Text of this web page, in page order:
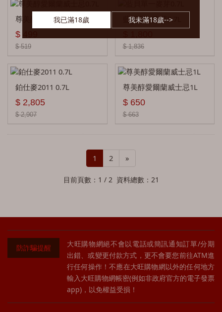
我已滿18歲 我未滿18歲-->
布萊迪 Bruichladdich
波摩 Bowmore
百富 Balvenie
百樂門 Benromach
克拉格摩爾 Cragganmore
魁列奇 Craigellachie
卡爾里拉 CaolIla
凱利 Cally
寇蒂 Collectivum
尊美醇愛爾蘭威士忌0.7L
$ 499
$ 519
藍貝單一麥芽0.7L
$ 1,836
鉑仕麥2011 0.7L
$ 2,805
$ 2,907
尊美醇愛爾蘭威士忌1L
$ 650
$ 663
1 2 »
目前頁數：1 / 2 資料總數：21
防詐騙提醒
大旺購物網絕不會以電話或簡訊通知訂單/分期
出錯、或變更付款方式，更不會要您前往ATM進
行任何操作！不應在大旺購物網以外的任何地方
輸入大旺購物網帳密(例如非政府官方的電子發票
app)，以免權益受損！